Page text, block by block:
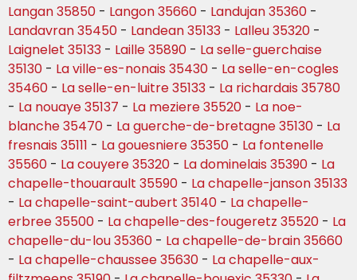
Langan 35850 - Langon 35660 - Landujan 35360 -
Landavran 35450 - Landean 35133 - Lalleu 35320 -
Laignelet 35133 - Laille 35890 - La selle-guerchaise
35130 - La ville-es-nonais 35430 - La selle-en-cogles
35460 - La selle-en-luitre 35133 - La richardais 35780
- La nouaye 35137 - La meziere 35520 - La noe-
blanche 35470 - La guerche-de-bretagne 35130 - La
fresnais 35111 - La gouesniere 35350 - La fontenelle
35560 - La couyere 35320 - La dominelais 35390 - La
chapelle-thouarault 35590 - La chapelle-janson 35133
- La chapelle-saint-aubert 35140 - La chapelle-
erbree 35500 - La chapelle-des-fougeretz 35520 - La
chapelle-du-lou 35360 - La chapelle-de-brain 35660
- La chapelle-chaussee 35630 - La chapelle-aux-